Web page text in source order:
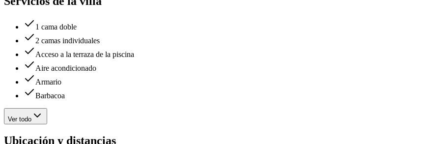
1 cama doble
2 camas individuales
Acceso a la terraza de la piscina
Aire acondicionado
Armario
Barbacoa
Ver todo
Ubicación y distancias